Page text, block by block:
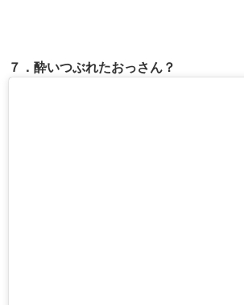
７．酔いつぶれたおっさん？